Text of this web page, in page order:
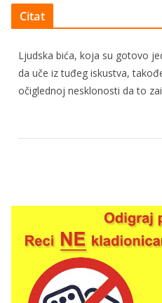
Citat
Ljudska bića, koja su gotovo
da uče iz tuđeg iskustva,
očiglednoj nesklonosti da to